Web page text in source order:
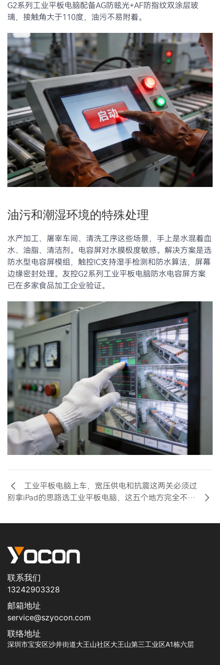
G2系列工业平板电脑配备AG防眩光+AF防指纹双涂层玻
璃，接触角大于110度，油污不易附着。
油污和潮湿环境的特殊处理
水产加工、屠宰车间、清洗工序这些场景，手上是水混着血
水、油脂、清洁剂。电容屏对水膜极度敏感。解决方案是选
防水型电容屏模组，触控IC支持湿手检测和防水算法，屏幕
边缘密封处理。友控G2系列工业平板电脑防水电容屏方案
已在多家食品加工企业验证。
工业平板电脑上车，宽压供电和抗震这两关必须过
别拿iPad的思路选工业平板电脑，这五个地方完全不一样
联系我们
13242903328
邮箱地址
service@szyocon.com
联络地址
深圳市宝安区沙井街道大王山社区大王山第三工业区A1栋六层